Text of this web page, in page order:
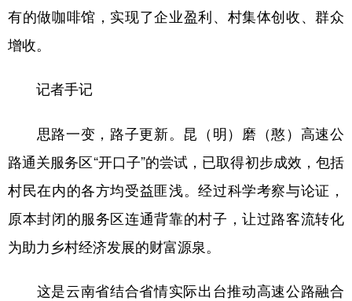
有的做咖啡馆，实现了企业盈利、村集体创收、群众
增收。
记者手记
思路一变，路子更新。昆（明）磨（憨）高速公
路通关服务区“开口子”的尝试，已取得初步成效，包括
村民在内的各方均受益匪浅。经过科学考察与论证，
原本封闭的服务区连通背靠的村子，让过路客流转化
为助力乡村经济发展的财富源泉。
这是云南省结合省情实际出台推动高速公路融合